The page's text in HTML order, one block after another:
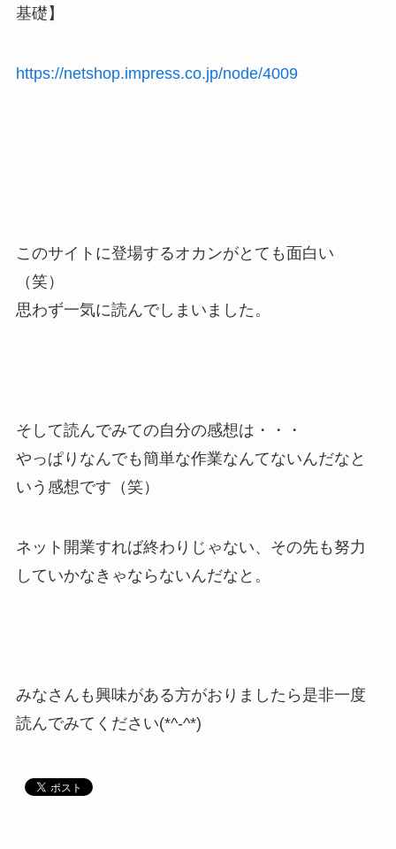
基礎】
https://netshop.impress.co.jp/node/4009
このサイトに登場するオカンがとても面白い
（笑）
思わず一気に読んでしまいました。
そして読んでみての自分の感想は・・・
やっぱりなんでも簡単な作業なんてないんだなと
いう感想です（笑）
ネット開業すれば終わりじゃない、その先も努力
していかなきゃならないんだなと。
みなさんも興味がある方がおりましたら是非一度
読んでみてください(*^-^*)